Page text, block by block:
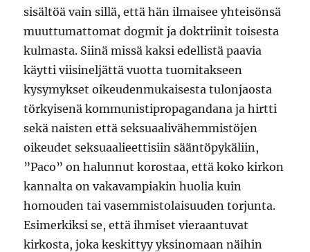
sisältöä vain sillä, että hän ilmaisee yhteisönsä
muuttumattomat dogmit ja doktriinit toisesta
kulmasta. Siinä missä kaksi edellistä paavia
käytti viisineljättä vuotta tuomitakseen
kysymykset oikeudenmukaisesta tulonjaosta
törkyisenä kommunistipropagandana ja hirtti
sekä naisten että seksuaalivähemmistöjen
oikeudet seksuaalieettisiin sääntöpykäliin,
”Paco” on halunnut korostaa, että koko kirkon
kannalta on vakavampiakin huolia kuin
homouden tai vasemmistolaisuuden torjunta.
Esimerkiksi se, että ihmiset vieraantuvat
kirkosta, joka keskittyy yksinomaan näihin